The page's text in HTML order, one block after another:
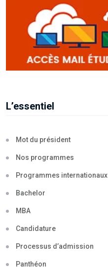
L’essentiel
Mot du président
Nos programmes
Programmes internationaux
Bachelor
MBA
Candidature
Processus d’admission
Panthéon